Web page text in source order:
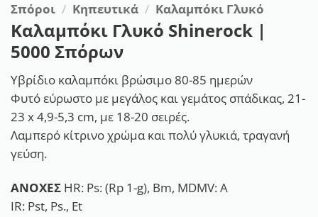
Σπόροι / Κηπευτικά / Καλαμπόκι Γλυκό
Καλαμπόκι Γλυκό Shinerock |
5000 Σπόρων
Υβρίδιο καλαμπόκι βρώσιμο 80-85 ημερών
Φυτό εύρωστο με μεγάλος και γεμάτος σπάδικας, 21-
23 x 4,9-5,3 cm, με 18-20 σειρές.
Λαμπερό κίτρινο χρώμα και πολύ γλυκιά, τραγανή
γεύση.
ΑΝΟΧΕΣ HR: Ps: (Rp 1-g), Bm, MDMV: A
IR: Pst, Ps., Et